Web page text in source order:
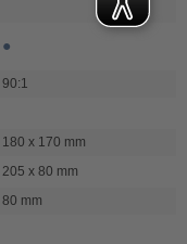
●
90:1
180 x 170 mm
205 x 80 mm
80 mm